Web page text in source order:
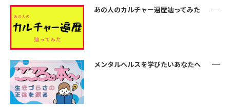
あの人のカルチャー遍歴辿ってみた
メンタルヘルスを学びたいあなたへ